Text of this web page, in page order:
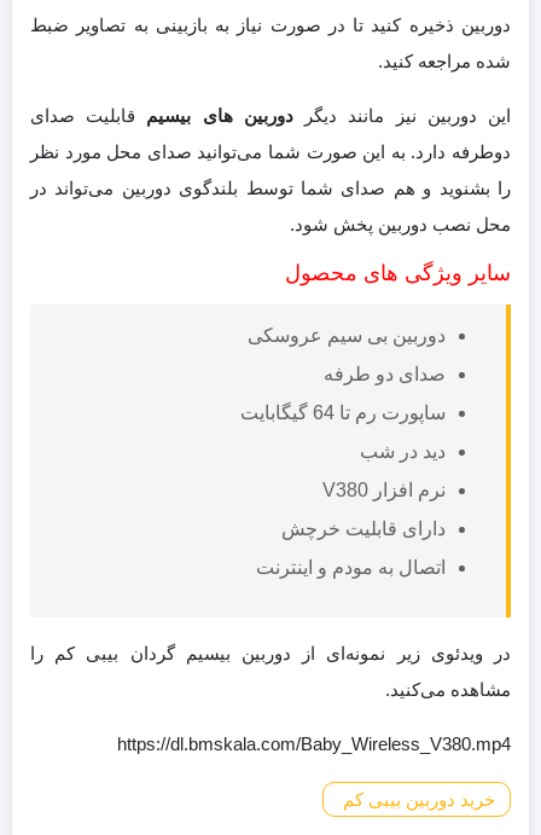
دوربین ذخیره کنید تا در صورت نیاز به بازبینی به تصاویر ضبط
شده مراجعه کنید.
این دوربین نیز مانند دیگردوربین های بیسیم قابلیت صدای
دوطرفه دارد. به این صورت شما می‌توانید صدای محل مورد نظر
را بشنوید و هم صدای شما توسط بلندگوی دوربین می‌تواند در
محل نصب دوربین پخش شود.
سایر ویژگی های محصول
دوربین بی سیم عروسکی
صدای دو طرفه
ساپورت رم تا 64 گیگابایت
دید در شب
نرم افزار V380
دارای قابلیت خرچش
اتصال به مودم و اینترنت
در ویدئوی زیر نمونه‌ای از دوربین بیسیم گردان بیبی کم را
مشاهده می‌کنید.
https://dl.bmskala.com/Baby_Wireless_V380.mp4
خرید دوربین بیبی کم